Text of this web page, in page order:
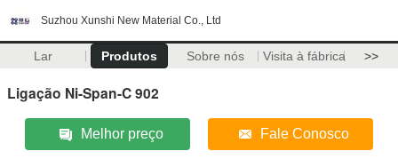
Suzhou Xunshi New Material Co., Ltd
Lar Produtos Sobre nós Visita à fábrica >>
Ligação Ni-Span-C 902
Melhor preço Fale Conosco